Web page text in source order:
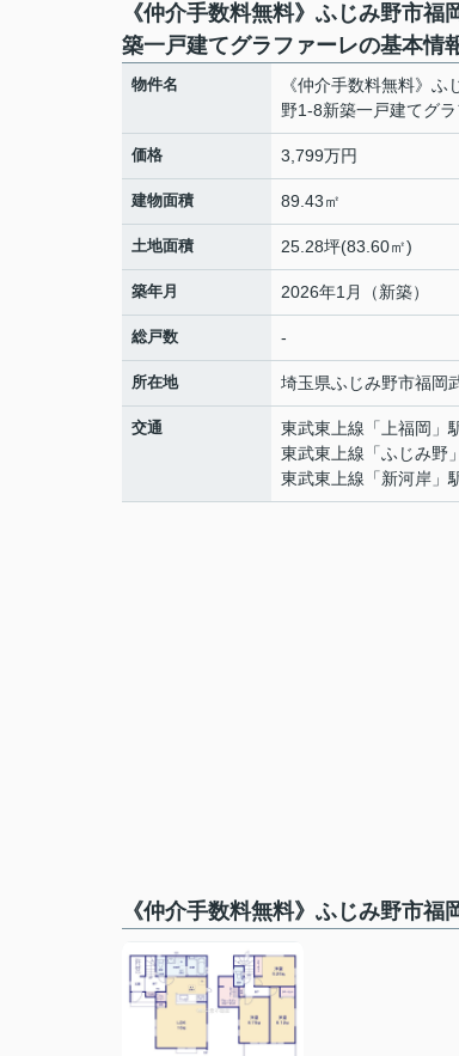
《仲介手数料無料》ふじみ野市福
築一戸建てグラファーレの基本情
物件名
《仲介手数料無料》ふ
野1-8新築一戸建てグ
価格 3,799万円
建物面積 89.43㎡
土地面積 25.28坪(83.60㎡)
築年月 2026年1月（新築）
総戸数 -
所在地 埼玉県ふじみ野市福岡
交通 東武東上線 「 上福岡 」
東武東上線 「ふじみ野
東武東上線 「新河岸 」
《仲介手数料無料》ふじみ野市